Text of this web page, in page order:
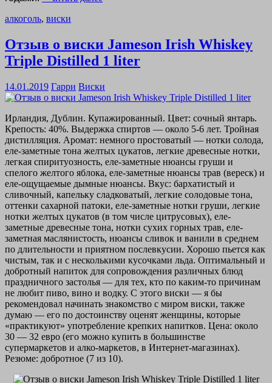
алкоголь, виски
Отзыв о виски Jameson Irish Whiskey
Triple Distilled 1 liter
14.01.2019 Гарри Виски
Ирландия, Дублин. Купажированный. Цвет: сочный янтарь.
Крепость: 40%. Выдержка спиртов — около 5-6 лет. Тройная
дистилляция. Аромат: немного простоватый — нотки солода,
еле-заметные тона желтых цукатов, легкие древесные нотки,
легкая спиритуозность, еле-заметные нюансы груши и
спелого желтого яблока, еле-заметные нюансы трав (вереск) и
еле-ощущаемые дымные нюансы. Вкус: бархатистый и
сливочный, капельку сладковатый, легкие солодовые тона,
оттенки сахарной патоки, еле-заметные нотки груши, легкие
нотки желтых цукатов (в том числе цитрусовых), еле-
заметные древесные тона, нотки сухих горных трав, еле-
заметная маслянистость, нюансы сливок и ванили в среднем
по длительности и приятном послевкусии. Хорошо пьется как
чистым, так и с несколькими кусочками льда. Оптимальный и
добротный напиток для сопровождения различных блюд
праздничного застолья — для тех, кто по каким-то причинам
не любит пиво, вино и водку. С этого виски — я бы
рекомендовал начинать знакомство с миром виски, также
думаю — его по достоинству оценят женщины, которые
«практикуют» употребление крепких напитков. Цена: около
30 — 32 евро (его можно купить в большинстве
супермаркетов и алко-маркетов, в Интернет-магазинах).
Резюме: добротное (7 из 10).